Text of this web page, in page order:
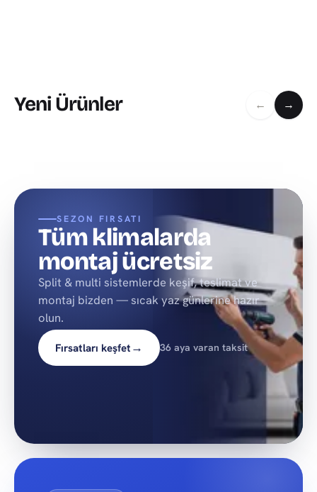
Yeni Ürünler ← →
SEZON FIRSATI
Tüm klimalarda
montaj ücretsiz
Split & multi sistemlerde keşif, teslimat ve
montaj bizden — sıcak yaz günlerine hazır
olun.
Fırsatları keşfet → 36 aya varan taksit